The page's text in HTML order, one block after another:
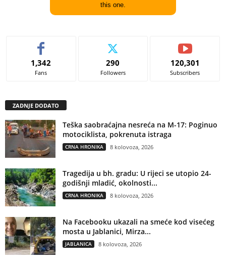
this one.
1,342
Fans
290
Followers
120,301
Subscribers
ZADNJE DODATO
Teška saobraćajna nesreća na M-17: Poginuo
motociklista, pokrenuta istraga
CRNA HRONIKA 8 kolovoza, 2026
Tragedija u bh. gradu: U rijeci se utopio 24-
godišnji mladić, okolnosti...
CRNA HRONIKA 8 kolovoza, 2026
Na Facebooku ukazali na smeće kod visećeg
mosta u Jablanici, Mirza...
JABLANICA 8 kolovoza, 2026